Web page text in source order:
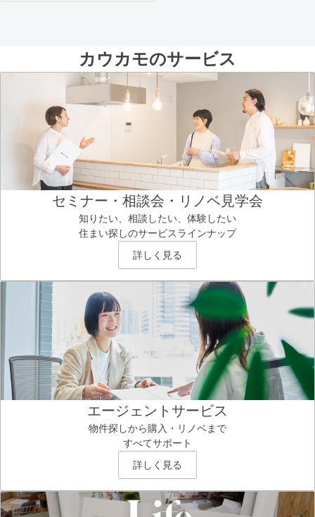
カウカモのサービス
セミナー・相談会・リノベ見学会
知りたい、相談したい、体験したい
住まい探しのサービスラインナップ
詳しく見る
エージェントサービス
物件探しから購入・リノベまで
すべてサポート
詳しく見る